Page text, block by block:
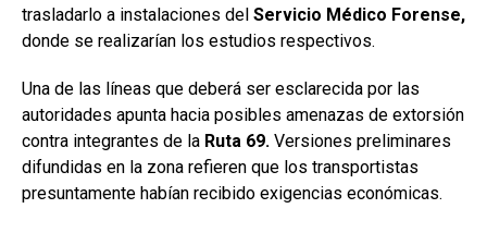
trasladarlo a instalaciones del Servicio Médico Forense,
donde se realizarían los estudios respectivos.
Una de las líneas que deberá ser esclarecida por las
autoridades apunta hacia posibles amenazas de extorsión
contra integrantes de la Ruta 69. Versiones preliminares
difundidas en la zona refieren que los transportistas
presuntamente habían recibido exigencias económicas.